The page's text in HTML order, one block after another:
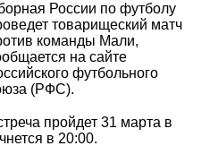
России по футболу
товарищеский матч
команды Мали,
на сайте
футбольного
(РФС).
пройдет 31 марта в
в 20:00.